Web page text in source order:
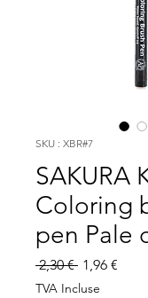
SKU : XBR#7
SAKURA
Coloring
pen Pale
2,30 € Prix
original
1,96 €
TVA Incluse